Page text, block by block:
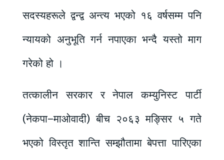
सदस्यहरूले द्वन्द्व अन्त्य भएको १६ वर्षसम्म पनि
न्यायको अनुभूति गर्न नपाएका भन्दै यस्तो माग
गरेको हो ।
तत्कालीन सरकार र नेपाल कम्युनिस्ट पार्टी
(नेकपा–माओवादी) बीच २०६३ मङ्सिर ५ गते
भएको विस्तृत शान्ति सम्झौतामा बेपत्ता पारिएका